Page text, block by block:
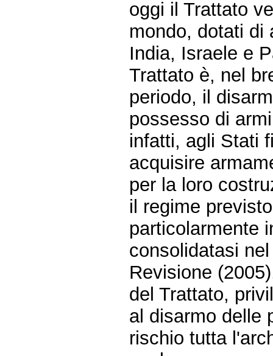
oggi il Trattato
mondo, dotati di
India, Israele e
Trattato è, nel
periodo, il
possesso di
infatti, agli Stati
acquisire
per la loro
il regime
particolarmente
consolidatasi
Revisione
del Trattato,
al disarmo delle
rischio tutta